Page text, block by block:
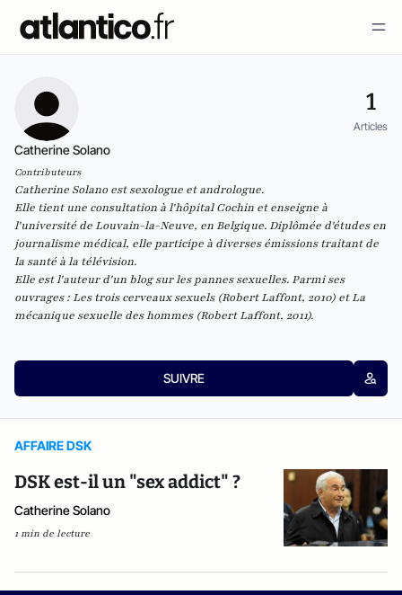
1
Articles
Catherine Solano
Contributeurs
Catherine Solano est sexologue et andrologue.
Elle tient une consultation à l'hôpital Cochin et enseigne à
l'université de Louvain-la-Neuve, en Belgique. Diplômée d'études en
journalisme médical, elle participe à diverses émissions traitant de
la santé à la télévision.
Elle est l'auteur d'un blog surles pannes sexuelles. Parmi ses
ouvrages :Les trois cerveaux sexuels(Robert Laffont, 2010) etLa
mécanique sexuelle des hommes(Robert Laffont, 2011).
SUIVRE
AFFAIRE DSK
DSK est-il un "sex addict" ?
Catherine Solano
1 min de lecture